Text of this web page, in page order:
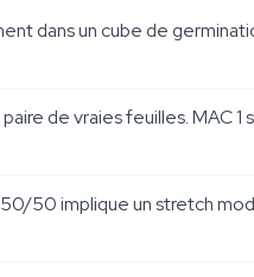
dans un cube de
de vraies feuilles. MAC 1
50 implique un stretch